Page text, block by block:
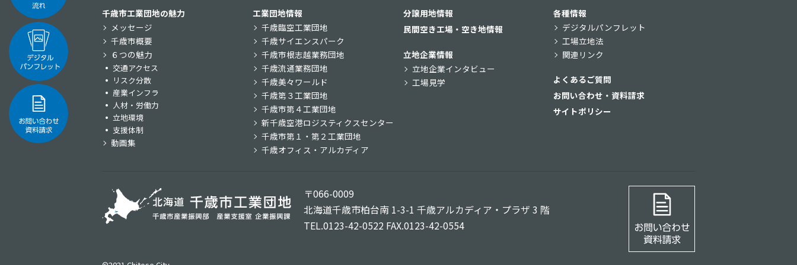
千歳市工業団地の魅力
メッセージ
千歳市概要
６つの魅力
交通アクセス
リスク分散
産業インフラ
人材・労働力
立地環境
支援体制
動画集
工業団地情報
千歳臨空工業団地
千歳サイエンスパーク
千歳市根志越業務団地
千歳流通業務団地
千歳美々ワールド
千歳第３工業団地
千歳市第４工業団地
新千歳空港ロジスティクスセンター
千歳市第１・第２工業団地
千歳オフィス・アルカディア
分譲用地情報
民間空き工場・空き地情報
立地企業情報
立地企業インタビュー
工場見学
各種情報
デジタルパンフレット
工場立地法
関連リンク
よくあるご質問
お問い合わせ・資料請求
サイトポリシー
〒066-0009
北海道千歳市柏台南 1-3-1 千歳アルカディア・プラザ 3 階
TEL.0123-42-0522 FAX.0123-42-0554